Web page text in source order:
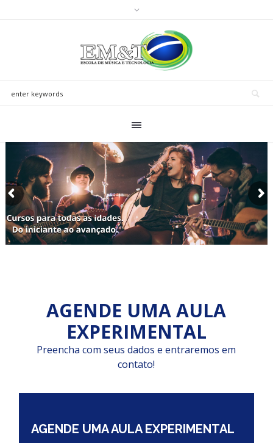
AGENDE UMA AULA
EXPERIMENTAL
Preencha com seus dados e entraremos em
contato!
AGENDE UMA AULA EXPERIMENTAL